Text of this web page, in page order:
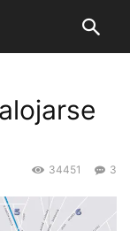
3
34451